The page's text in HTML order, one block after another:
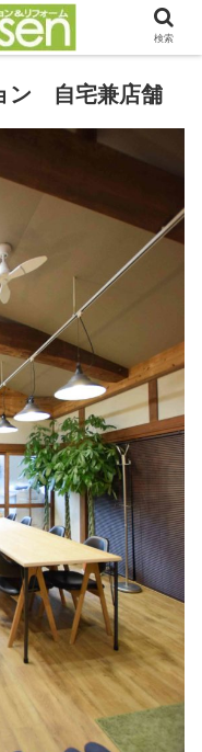
ン 自宅兼店舗
検索